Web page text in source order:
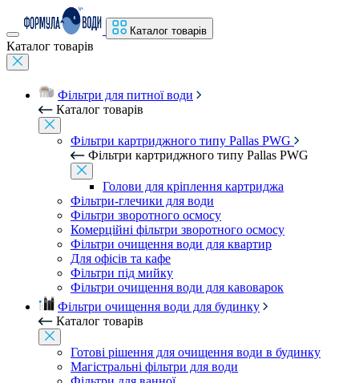
Каталог товарів
Каталог товарів
Фільтри для питної води
Каталог товарів
Фільтри картриджного типу Pallas PWG
Фільтри картриджного типу Pallas PWG
Голови для кріплення картриджа
Фільтри-глечики для води
Фільтри зворотного осмосу
Комерційні фільтри зворотного осмосу
Фільтри очищення води для квартир
Для офісів та кафе
Фільтри під мийку
Фільтри очищення води для кавоварок
Фільтри очищення води для будинку
Каталог товарів
Готові рішення для очищення води в будинку
Магістральні фільтри для води